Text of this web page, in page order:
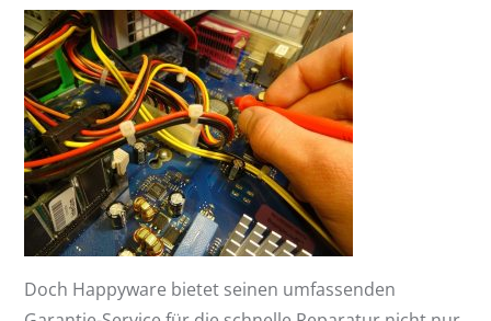
Doch Happyware bietet seinen umfassenden